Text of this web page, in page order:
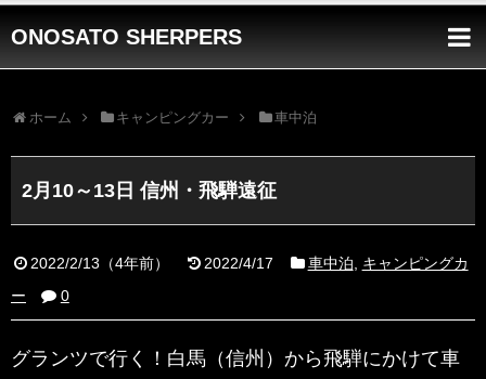
ONOSATO SHERPERS
ホーム キャンピングカー 車中泊
2月10～13日 信州・飛騨遠征
2022/2/13 （4年前） 2022/4/17 車中泊
キャンピングカ
ー
0
グランツで行く！白馬（信州）から飛騨にかけて車